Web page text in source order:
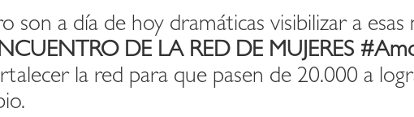
son a día de hoy dramáticas visibilizar a
DE LA RED DE MUJERES
la red para que pasen de 20.000 a